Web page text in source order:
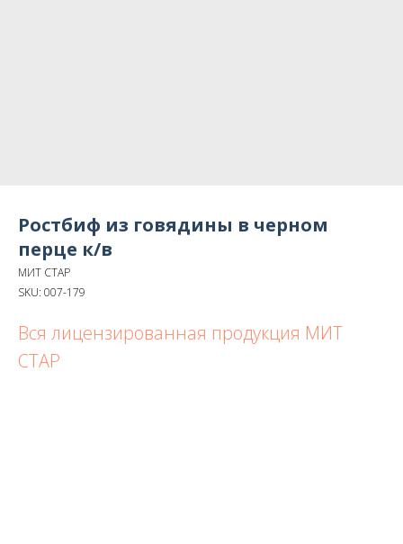
Ростбиф из говядины в черном
перце к/в
МИТ СТАР
SKU: 007-179
Вся лицензированная продукция МИТ
СТАР